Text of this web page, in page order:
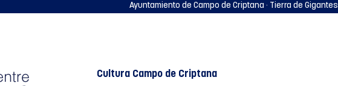
Ayuntamiento de Campo de Criptana · Tierra de Gigantes
Cultura Campo de Criptana